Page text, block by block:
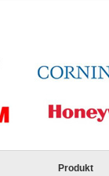
Produkt